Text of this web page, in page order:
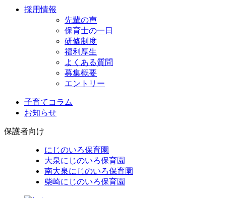
採用情報
先輩の声
保育士の一日
研修制度
福利厚生
よくある質問
募集概要
エントリー
子育てコラム
お知らせ
保護者向け
にじのいろ保育園
大泉にじのいろ保育園
南大泉にじのいろ保育園
柴崎にじのいろ保育園